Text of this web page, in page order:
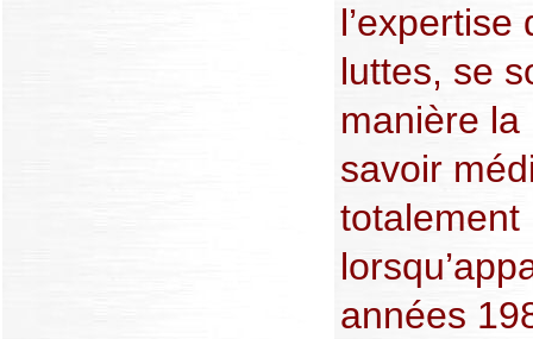
luttes, se
manière
savoir
totalement
années